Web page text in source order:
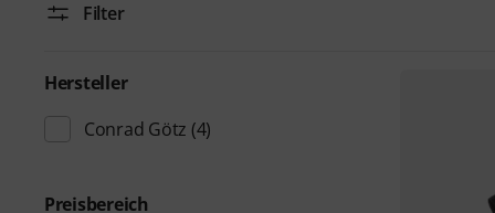
Filter
Hersteller
Conrad Götz (4)
Preisbereich